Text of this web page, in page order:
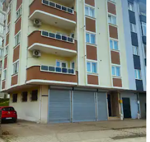
), 후기 23개